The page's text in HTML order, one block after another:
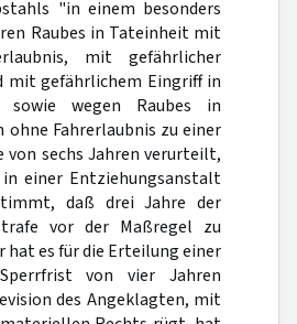
"in einem besonders
Raubes in Tateinheit mit
mit gefährlicher
mit gefährlichem Eingriff in
sowie wegen Raubes in
Fahrerlaubnis zu einer
sechs Jahren verurteilt,
einer Entziehungsanstalt
daß drei Jahre der
vor der Maßregel zu
hat es für die Erteilung einer
von vier Jahren
des Angeklagten, mit